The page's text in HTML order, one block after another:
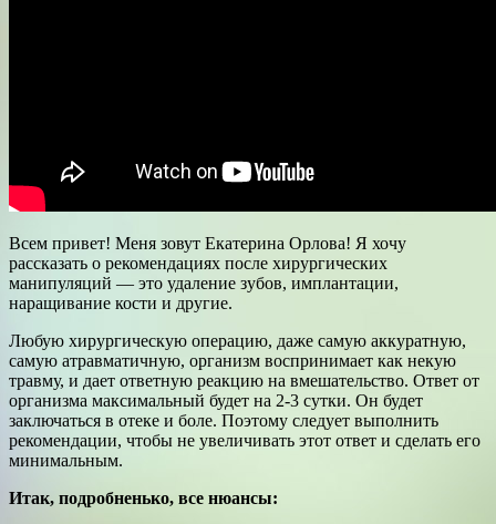
Всем привет! Меня зовут Екатерина Орлова! Я хочу
рассказать о рекомендациях после хирургических
манипуляций — это удаление зубов, имплантации,
наращивание кости и другие.
Любую хирургическую операцию, даже самую аккуратную,
самую атравматичную, организм воспринимает как некую
травму, и дает ответную реакцию на вмешательство. Ответ от
организма максимальный будет на 2-3 сутки. Он будет
заключаться в отеке и боле. Поэтому следует выполнить
рекомендации, чтобы не увеличивать этот ответ и сделать его
минимальным.
Итак, подробненько, все нюансы: